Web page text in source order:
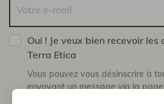
Oui ! Je veux bien recevoir
Terra Etica
Vous pouvez vous désinscrire à
envoyant un message via la